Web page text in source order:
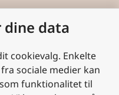
dine data
cookievalg. Enkelte
sociale medier kan
funktionalitet til